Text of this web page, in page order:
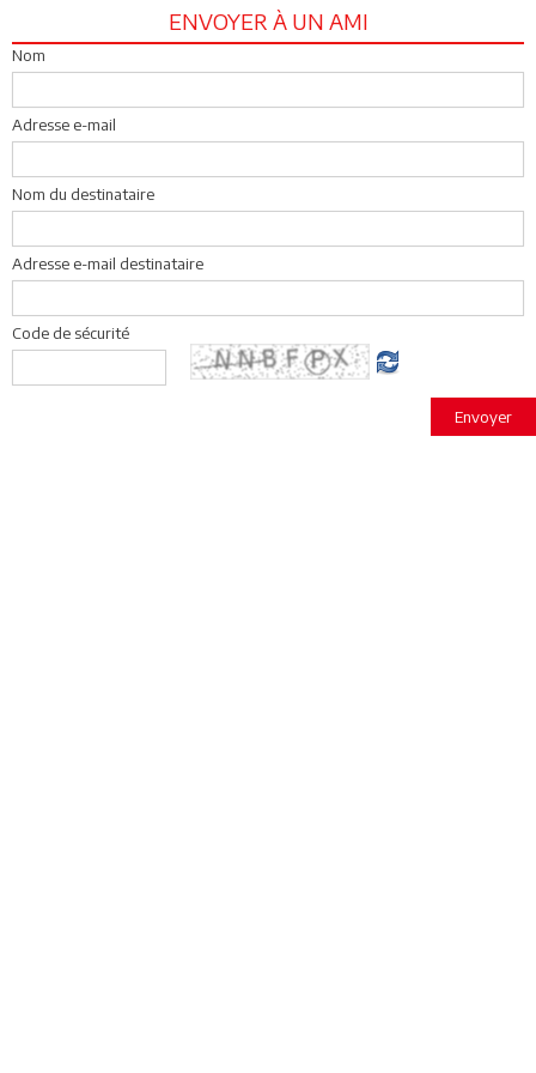
ENVOYER À UN AMI
Nom
Adresse e-mail
Nom du destinataire
Adresse e-mail destinataire
Code de sécurité
Envoyer